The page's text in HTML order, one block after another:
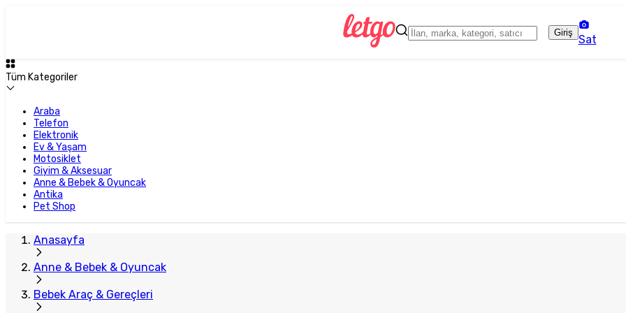
Giriş
Sat
Tüm Kategoriler
Araba
Telefon
Elektronik
Ev & Yaşam
Motosiklet
Giyim & Aksesuar
Anne & Bebek & Oyuncak
Antika
Pet Shop
Anasayfa
Anne & Bebek & Oyuncak
Bebek Araç & Gereçleri